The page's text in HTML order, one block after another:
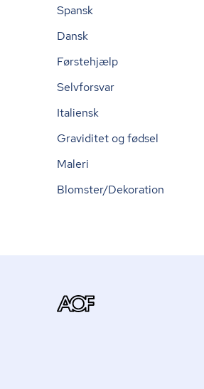
Spansk
Dansk
Førstehjælp
Selvforsvar
Italiensk
Graviditet og fødsel
Maleri
Blomster/Dekoration